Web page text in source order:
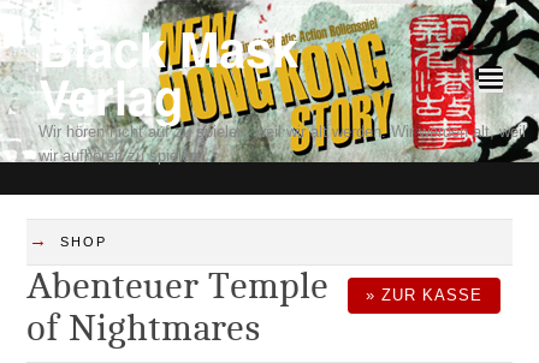
Black Mask
Verlag
Wir hören nicht auf zu spielen, weil wir alt werden. Wir werden alt, weil
wir aufhören zu spielen.
²
→ SHOP
» ZUR KASSE
Abenteuer Temple
of Nightmares